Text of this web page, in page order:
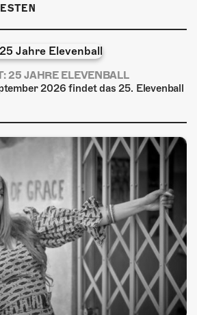
25 JAHRE ELEVENBALL
2026 findet das 25. Elevenball